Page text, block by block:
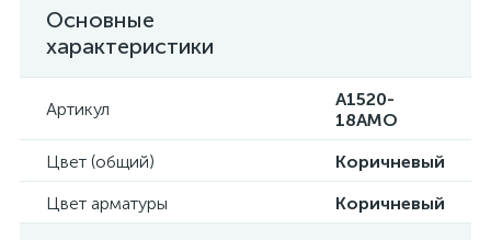
Основные
характеристики
Артикул
A1520-
18AMO
Цвет (общий)
Коричневый
Цвет арматуры
Коричневый